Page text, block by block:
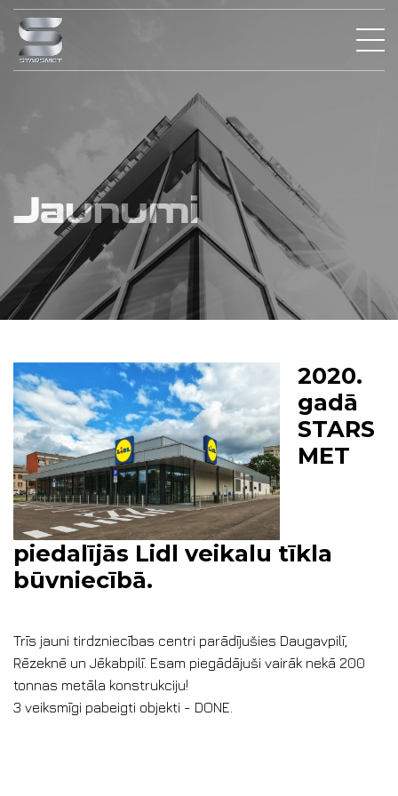
Jaunumi
2020.
gadā
STARS
MET
piedalījās Lidl veikalu tīkla
būvniecībā.
Trīs jauni tirdzniecības centri parādījušies Daugavpilī,
Rēzeknē un Jēkabpilī. Esam piegādājuši vairāk nekā 200
tonnas metāla konstrukciju!
3 veiksmīgi pabeigti objekti - DONE.